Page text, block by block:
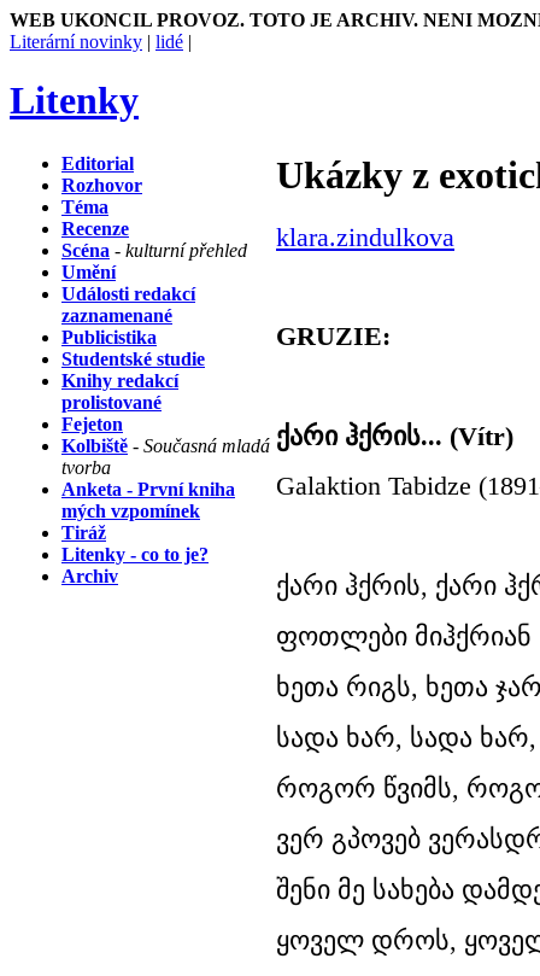
WEB UKONCIL PROVOZ. TOTO JE ARCHIV. NENI
Literární novinky | lidé |
Litenky
Editorial
Rozhovor
Téma
Recenze
Scéna - kulturní přehled
Umění
Události redakcí
zaznamenané
Publicistika
Studentské studie
Knihy redakcí
prolistované
Fejeton
Kolbiště - Současná mladá
tvorba
Anketa - První kniha
mých vzpomínek
Tiráž
Litenky - co to je?
Archiv
Ukázky z
klara.zindulkova
GRUZIE:
ქარი ჰქრის... (Vítr)
Galaktion Tabidze
ქარი ჰქრის, ქარი
ფოთლები მიჰქრიან
ხეთა რიგს, ხეთა
სადა ხარ, სადა
როგორ წვიმს,
ვერ გპოვებ
შენი მე სახება
ყოველ დროს,